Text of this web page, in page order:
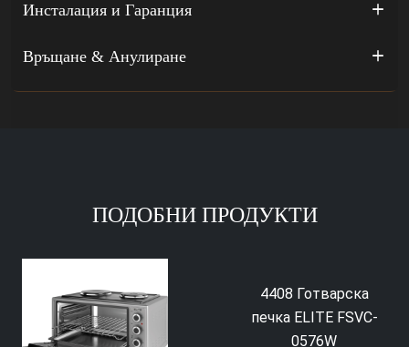
Инсталация и Гаранция
Връщане & Анулиране
ПОДОБНИ ПРОДУКТИ